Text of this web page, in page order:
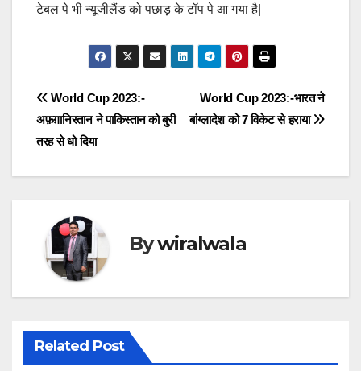
टेबल पे भी न्यूजीलैंड को पछाड़ के टॉप पे आ गया है|
Post
navigation
World Cup 2023:-भारत ने
बांग्लादेश को 7 विकेट से हराया
World Cup 2023:-
अफ़ग़ानिस्तान ने पाकिस्तान को बुरी
तरह से धो दिया
Bywiralwala
Related Post